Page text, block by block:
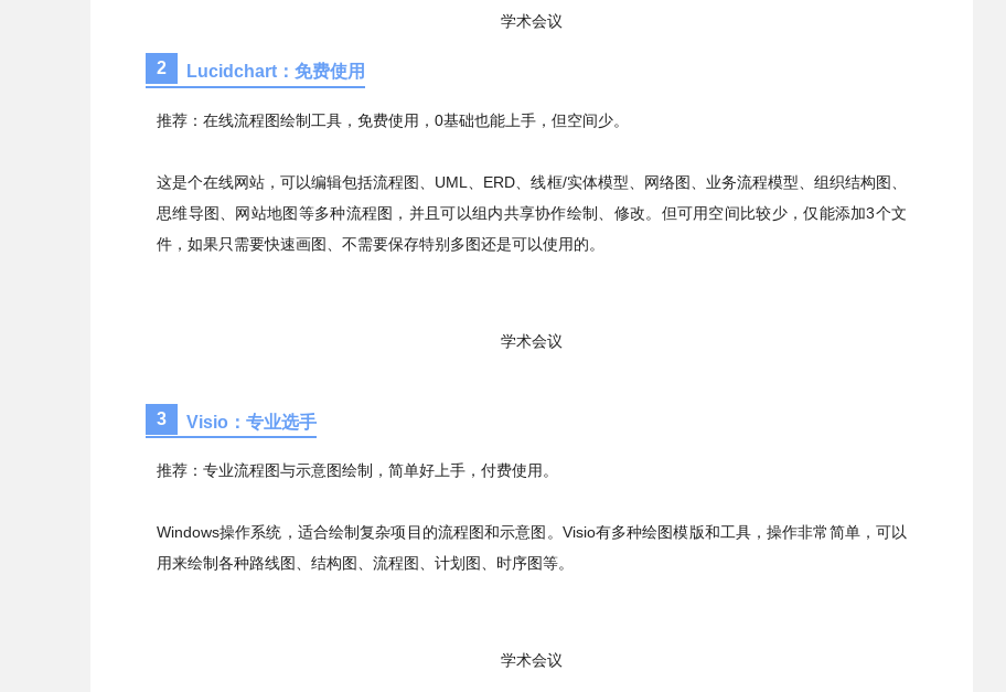
学术会议
2 Lucidchart：免费使用
推荐：在线流程图绘制工具，免费使用， 0基础也能上手，但空间少。
这是个在线网站，可以编辑包括流程图、 UML ERD 、线框/实体模型、网络图、业务流程模型、组织结构图、
思维导图、网站地图等多种流程图，并且可以组内共享协作绘制、修改。但可用空间比较少，仅能添加3个文
件，如果只需要快速画图、不需要保存特别多图还是可以使用的。
学术会议
3 Visio：专业选手
推荐：专业流程图与示意图绘制，简单好上手，付费使用。
Windows操作系统，适合绘制复杂项目的流程图和示意图。 Visio有多种绘图模版和工具，操作非常简单，可以
用来绘制各种路线图、结构图、流程图、计划图、时序图等。
学术会议